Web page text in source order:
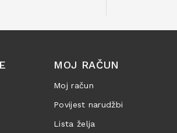
MOJ RAČUN
Moj račun
Povijest narudžbi
Lista želja